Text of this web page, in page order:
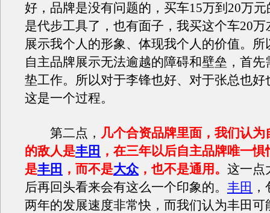
好，品牌是没有问题的，买车15万到20万
是代步工具了，也有面子，我买这个车20
展示我个人的形象、体现我个人的价值。所
自主品牌展示无法逾越的障碍和壁垒，首先
垫工作。所以对于李锋也好、对于张总也好
这是一个过程。
第二点， 几个合资品牌里面，我们认为
的敌人是丰田 ，在三年以后自主品牌唯一
是丰田 ，而不是大众，也不是通用。 这一点
后再回头看来会有这么一个印象的。 丰田
两年的发展速度非常快，而我们认为丰田可